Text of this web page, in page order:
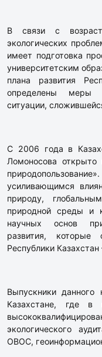
В связи с
экологических
имеет подготовка
университетским
плана развития
определены меры
ситуации,
С 2006 года в
Ломоносова открыто
усиливающимся
природу,
природной среды и
научных основ
развития, которые
Республики
Выпускники данного
Казахстане, где в
экологического
ОВОС,